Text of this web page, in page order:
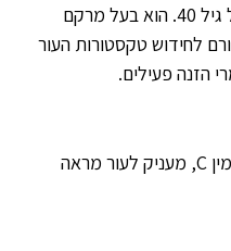
קרם זה מתאים בעיקר לנשים מעל גיל 40. הוא בעל מרקם
לחידוש טקסטורות העור
הזנה פעילים.
קרם זה, המכיל ריכוז גבוה של ויטמין C, מעניק לעור מראה